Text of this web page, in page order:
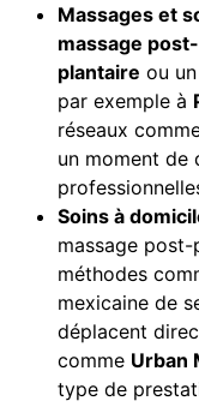
Massages et
massage
plantaire ou
par exemple à
réseaux
un moment de
Soins à
massage
méthodes
mexicaine de
déplacent
comme Urban
type de